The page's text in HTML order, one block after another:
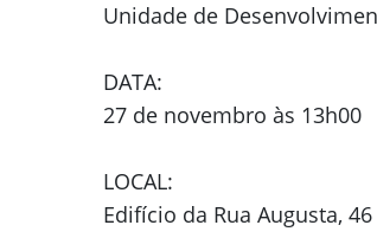
Unidade de
DATA:
27 de novembro às 13h00
LOCAL:
Edifício da Rua Augusta, 46